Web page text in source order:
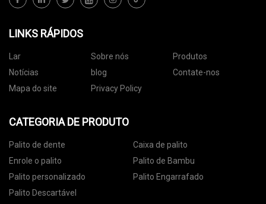
LINKS RÁPIDOS
Lar Sobre nós
Produtos
Notícias
blog
Contate-nos
Mapa do site
Privacy Policy
CATEGORIA DE PRODUTO
Palito de dente
Caixa de palito
Enrole o palito
Palito de Bambu
Palito personalizado
Palito Engarrafado
Palito Descartável